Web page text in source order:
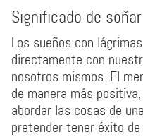
Significado de
Los sueños con
directamente con
nosotros mismos. El
de manera más
abordar las cosas de
pretender tener éxito